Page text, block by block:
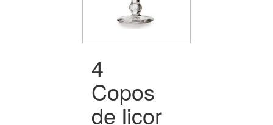
4
Copos
de licor